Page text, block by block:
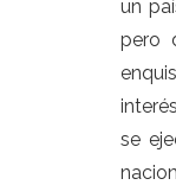
un
pero
se